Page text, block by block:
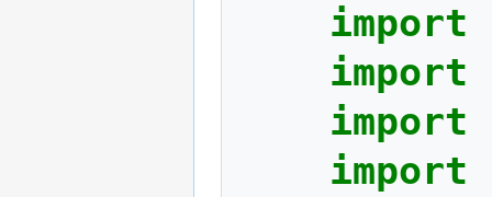
import
import
import
import